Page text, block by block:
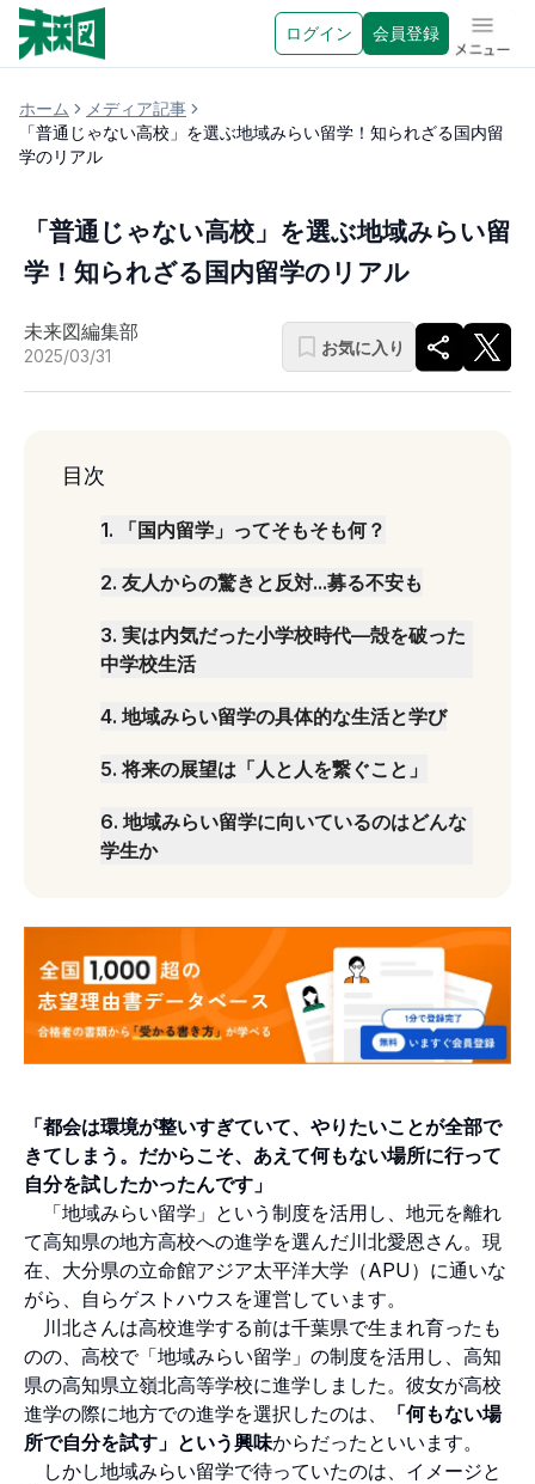
ログイン 会員登録 メニュ
ホーム
メディア記事
「普通じゃない高校」を選ぶ地域みらい留学！知られざる国内留
学のリアル
「普通じゃない高校」を選ぶ地域みらい留
学！知られざる国内留学のリアル
未来図編集部
2025/03/31 お気に入り
目次
1. 「国内留学」ってそもそも何？
2. 友人からの驚きと反対...募る不安も
3. 実は内気だった小学校時代—殻を破った
中学校生活
4. 地域みらい留学の具体的な生活と学び
5.将来の展望は「人と人を繋ぐこと」
6. 地域みらい留学に向いているのはどんな
学生か
「都会は環境が整いすぎていて、やりたいことが全部で
きてしまう。だからこそ、あえて何もない場所に行って
自分を試したかったんです」
「地域みらい留学」という制度を活用し、地元を離れ
て高知県の地方高校への進学を選んだ川北愛恩さん。現
在、大分県の立命館アジア太平洋大学（APU）に通いな
がら、自らゲストハウスを運営しています。
川北さんは高校進学する前は千葉県で生まれ育ったも
のの、高校で「地域みらい留学」の制度を活用し、高知
県の高知県立嶺北高等学校に進学しました。彼女が高校
進学の際に地方での進学を選択したのは、
「何もない場
所で自分を試す」という興味からだったといいます。
しかし地域みらい留学で待っていたのは、イメージと